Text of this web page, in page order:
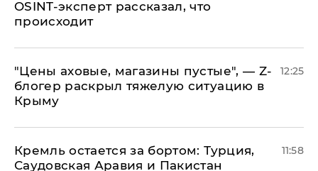
OSINT-эксперт рассказал, что
происходит
​"Цены аховые, магазины пустые", — Z-
блогер раскрыл тяжелую ситуацию в
Крыму
12:25
​Кремль остается за бортом: Турция,
Саудовская Аравия и Пакистан
11:58